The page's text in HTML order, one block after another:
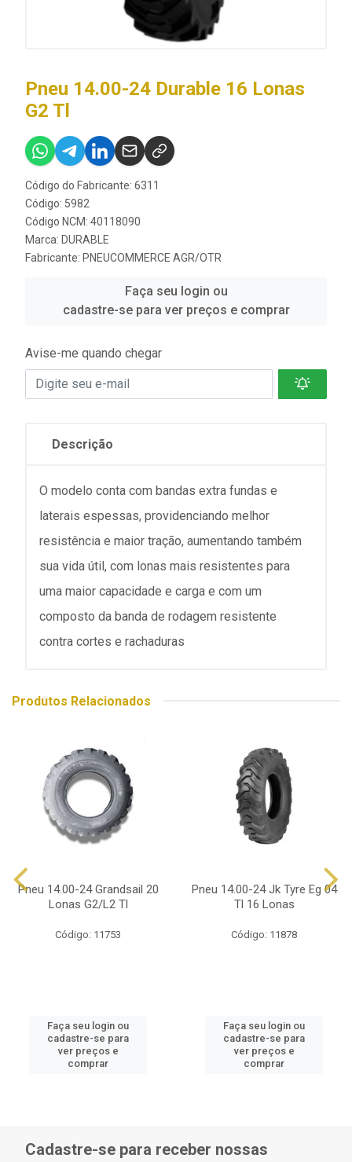
Pneu 14.00-24 Durable 16 Lonas
G2 Tl
Código do Fabricante: 6311
Código: 5982
Código NCM: 40118090
Marca: DURABLE
Fabricante: PNEUCOMMERCE AGR/OTR
Faça seu login ou
cadastre-se para ver preços e comprar
Avise-me quando chegar
Descrição
O modelo conta com bandas extra fundas e
laterais espessas, providenciando melhor
resistência e maior tração, aumentando também
sua vida útil, com lonas mais resistentes para
uma maior capacidade e carga e com um
composto da banda de rodagem resistente
contra cortes e rachaduras
Produtos Relacionados
Pneu 14.00-24 Grandsail 20
Lonas G2/L2 Tl
Código: 11753
Faça seu login ou
cadastre-se para
ver preços e
comprar
Pneu 14.00-24 Jk Tyre Eg 04
Tl 16 Lonas
Código: 11878
Faça seu login ou
cadastre-se para
ver preços e
comprar
Cadastre-se para receber nossas